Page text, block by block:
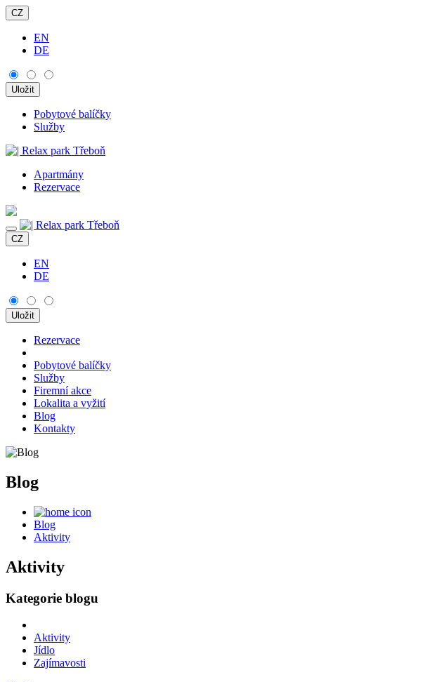
CZ
EN
DE
Pobytové balíčky
Služby
Apartmány
Rezervace
CZ
EN
DE
Rezervace
Pobytové balíčky
Služby
Firemní akce
Lokalita a vyžití
Blog
Kontakty
Blog
Blog
Aktivity
Aktivity
Kategorie blogu
Aktivity
Jídlo
Zajímavosti